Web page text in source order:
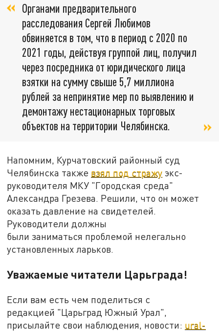
Органами предварительного
расследования Сергей Любимов
обвиняется в том, что в период с 2020 по
2021 годы, действуя группой лиц, получил
через посредника от юридического лица
взятки на сумму свыше 5,7 миллиона
рублей за непринятие мер по выявлению и
демонтажу нестационарных торговых
объектов на территории Челябинска.
Напомним, Курчатовский районный суд
Челябинска также взял под стражу экс-
руководителя МКУ "Городская среда"
Александра Грезева. Решили, что он может
оказать давление на свидетелей.
Руководители должны
были заниматься проблемой нелегально
установленных ларьков.
Уважаемые читатели Царьграда!
Если вам есть чем поделиться с
редакцией "Царьград Южный Урал",
присылайте свои наблюдения, новости: ural-